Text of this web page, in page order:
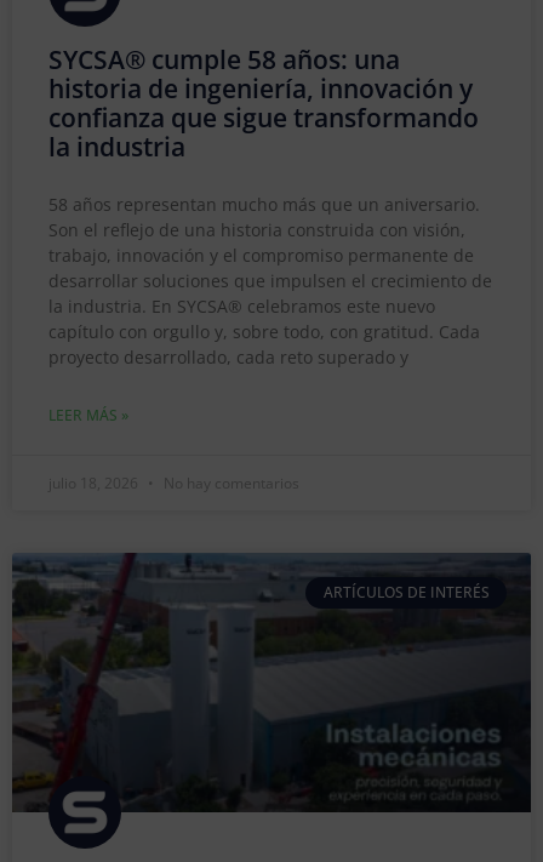
SYCSA® cumple 58 años: una
historia de ingeniería, innovación y
confianza que sigue transformando
la industria
58 años representan mucho más que un aniversario.
Son el reflejo de una historia construida con visión,
trabajo, innovación y el compromiso permanente de
desarrollar soluciones que impulsen el crecimiento de
la industria. En SYCSA® celebramos este nuevo
capítulo con orgullo y, sobre todo, con gratitud. Cada
proyecto desarrollado, cada reto superado y
LEER MÁS »
julio 18, 2026 No hay comentarios
ARTÍCULOS DE INTERÉS